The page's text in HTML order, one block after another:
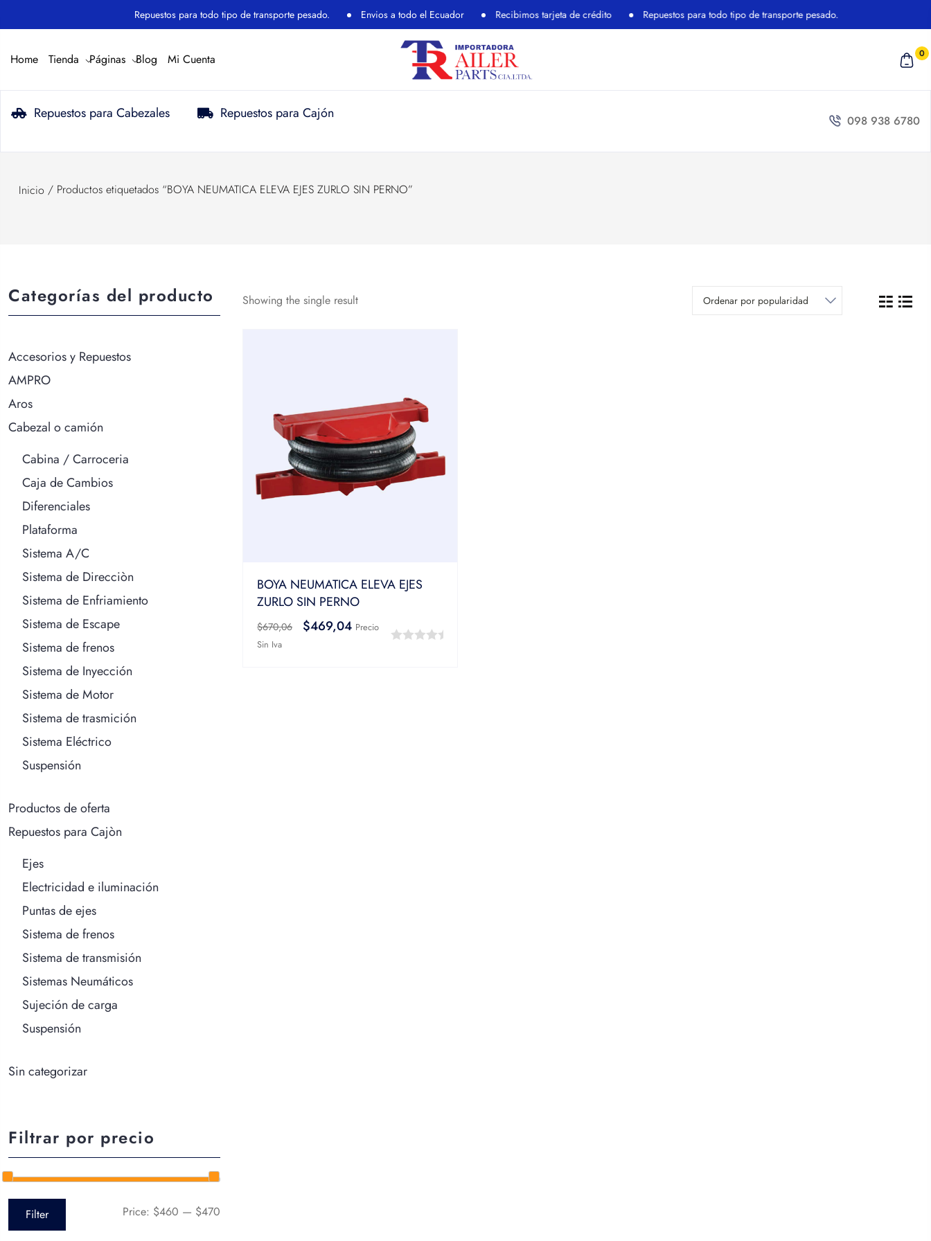
Repuestos para todo tipo de transporte pesado. Envios a todo el Ecuador Recibimos tarjeta de crédito Repuestos para todo tipo de transporte pesado.
Home Tienda Páginas Blog Mi Cuenta 0
Repuestos para Cabezales Repuestos para Cajón 098 938 6780
Inicio / Productos etiquetados “BOYA NEUMATICA ELEVA EJES ZURLO SIN PERNO”
Categorías del producto
Accesorios y Repuestos
AMPRO
Aros
Cabezal o camión
Cabina / Carroceria
Caja de Cambios
Diferenciales
Plataforma
Sistema A/C
Sistema de Direcciòn
Sistema de Enfriamiento
Sistema de Escape
Sistema de frenos
Sistema de Inyección
Sistema de Motor
Sistema de trasmición
Sistema Eléctrico
Suspensión
Productos de oferta
Repuestos para Cajòn
Ejes
Electricidad e iluminación
Puntas de ejes
Sistema de frenos
Sistema de transmisión
Sistemas Neumáticos
Sujeción de carga
Suspensión
Sin categorizar
Filtrar por precio
Filter Price: $460 — $470
Showing the single result
BOYA NEUMATICA ELEVA EJES
ZURLO SIN PERNO
$670,06 $469,04 Precio
Sin Iva